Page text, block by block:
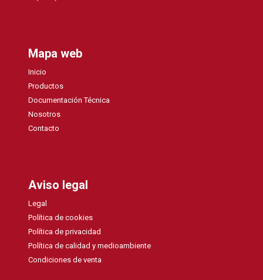
Mapa web
Inicio
Productos
Documentación Técnica
Nosotros
Contacto
Aviso legal
Legal
Política de cookies
Política de privacidad
Política de calidad y medioambiente
Condiciones de venta